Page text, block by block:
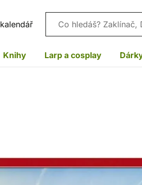
kalendář Vyhledávání
Knihy Larp a cosplay